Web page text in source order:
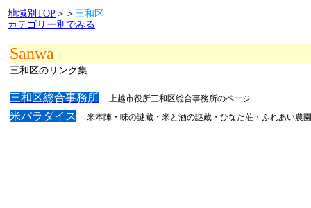
地域別TOP ＞＞ 三和区
カテゴリー別でみる
Sanwa
三和区のリンク集
三和区総合事務所 上越市役所三和区総合事務所のページ
米パラダイス 米本陣・味の謎蔵・米と酒の謎蔵・ひなた荘・ふれあい農